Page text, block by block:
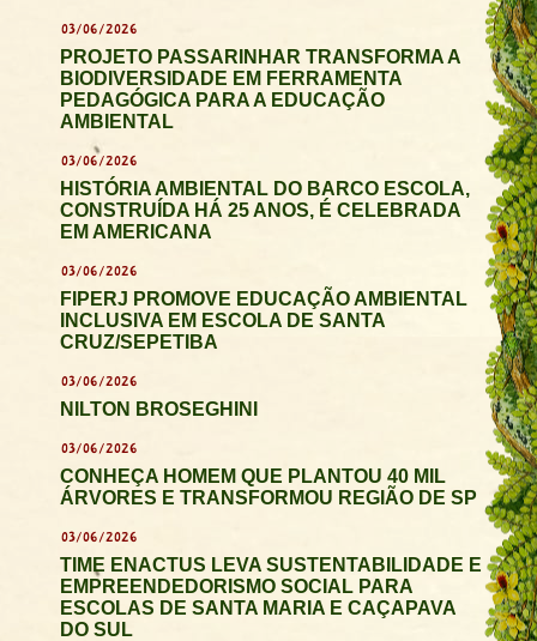
03/06/2026
PROJETO PASSARINHAR TRANSFORMA A
BIODIVERSIDADE EM FERRAMENTA
PEDAGÓGICA PARA A EDUCAÇÃO
AMBIENTAL
03/06/2026
HISTÓRIA AMBIENTAL DO BARCO ESCOLA,
CONSTRUÍDA HÁ 25 ANOS, É CELEBRADA
EM AMERICANA
03/06/2026
FIPERJ PROMOVE EDUCAÇÃO AMBIENTAL
INCLUSIVA EM ESCOLA DE SANTA
CRUZ/SEPETIBA
03/06/2026
NILTON BROSEGHINI
03/06/2026
CONHEÇA HOMEM QUE PLANTOU 40 MIL
ÁRVORES E TRANSFORMOU REGIÃO DE SP
03/06/2026
TIME ENACTUS LEVA SUSTENTABILIDADE E
EMPREENDEDORISMO SOCIAL PARA
ESCOLAS DE SANTA MARIA E CAÇAPAVA
DO SUL